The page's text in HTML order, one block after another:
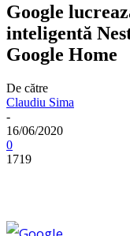
Google
inteligentă
Google Home
De către
Claudiu Sima
-
16/06/2020
0
1719